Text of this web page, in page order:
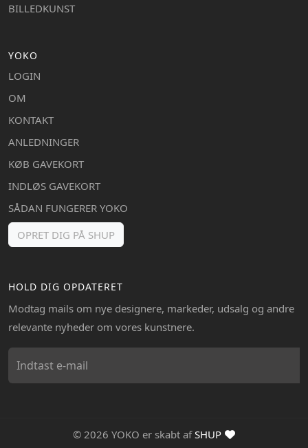
BILLEDKUNST
YOKO
LOGIN
OM
KONTAKT
ANLEDNINGER
KØB GAVEKORT
INDLØS GAVEKORT
SÅDAN FUNGERER YOKO
OPRET DIG PÅ SHUP
HOLD DIG OPDATERET
Modtag mails om nye designere, markeder, udsalg og andre
relevante nyheder om vores kunstnere.
© 2026 YOKO er skabt afSHUP